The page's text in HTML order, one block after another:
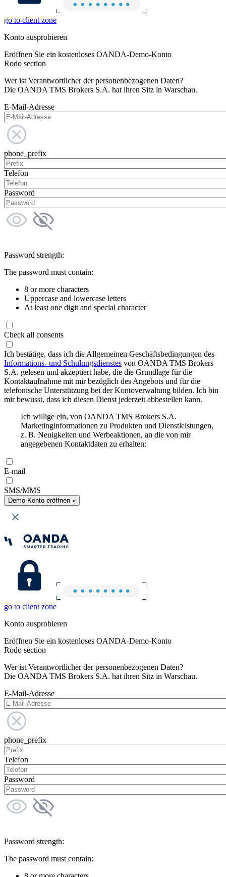
go to client zone
Konto ausprobieren
Eröffnen Sie ein kostenloses OANDA-Demo-Konto
Rodo section
Wer ist Verantwortlicher der personenbezogenen Daten?
Die OANDA TMS Brokers S.A. hat ihren Sitz in Warschau.
E-Mail-Adresse
phone_prefix
Telefon
Password
Password strength:
The password must contain:
8 or more characters
Uppercase and lowercase letters
At least one digit and special character
Check all consents
Ich bestätige, dass ich die Allgemeinen Geschäftsbedingungen des
Informations- und Schulungsdienstes von OANDA TMS Brokers
S.A. gelesen und akzeptiert habe, die die Grundlage für die
Kontaktaufnahme mit mir bezüglich des Angebots und für die
telefonische Unterstützung bei der Kontoverwaltung bilden. Ich bin
mir bewusst, dass ich diesen Dienst jederzeit abbestellen kann.
Ich willige ein, von OANDA TMS Brokers S.A.
Marketinginformationen zu Produkten und Dienstleistungen,
z. B. Neuigkeiten und Werbeaktionen, an die von mir
angegebenen Kontaktdaten zu erhalten:
E-mail
SMS/MMS
Demo-Konto eröffnen »
go to client zone
Konto ausprobieren
Eröffnen Sie ein kostenloses OANDA-Demo-Konto
Rodo section
Wer ist Verantwortlicher der personenbezogenen Daten?
Die OANDA TMS Brokers S.A. hat ihren Sitz in Warschau.
E-Mail-Adresse
phone_prefix
Telefon
Password
Password strength:
The password must contain: